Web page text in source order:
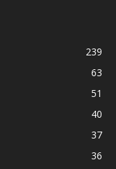
239
63
51
40
37
36